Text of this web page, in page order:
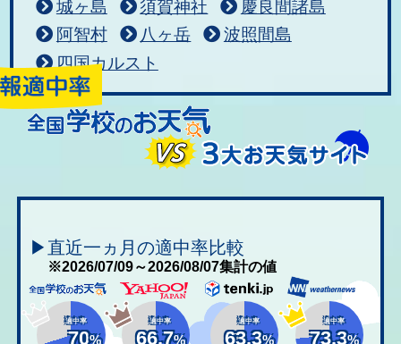
城ヶ島
須賀神社
慶良間諸島
阿智村
八ヶ岳
波照間島
四国カルスト
▶直近一ヵ月の適中率比較
※2026/07/09～2026/08/07集計の値
適中率
70%
適中率
66.7%
適中率
63.3%
適中率
73.3%